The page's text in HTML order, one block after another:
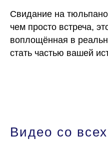
Свидание на
чем просто встреча,
воплощённая в
стать частью вашей
Видео со